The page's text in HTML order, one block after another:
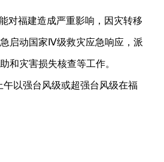
对福建造成严重影响，因灾转移
启动国家Ⅳ级救灾应急响应，派
和灾害损失核查等工作。
午以强台风级或超强台风级在福